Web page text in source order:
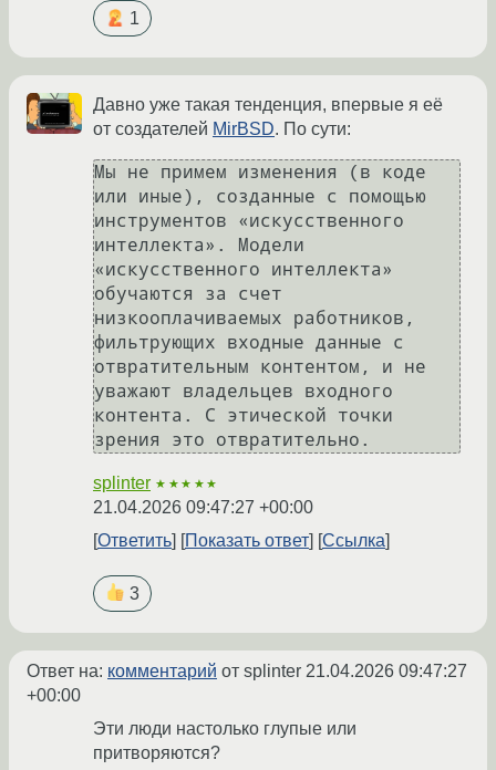
1
Давно уже такая тенденция, впервые я её
от создателей MirBSD. По сути:
Мы не примем изменения (в коде
или иные), созданные с помощью
инструментов «искусственного
интеллекта». Модели
«искусственного интеллекта»
обучаются за счет
низкооплачиваемых работников,
фильтрующих входные данные с
отвратительным контентом, и не
уважают владельцев входного
контента. С этической точки
splinter ★★★★★
21.04.2026 09:47:27 +00:00
Ответить
Показать ответ Ссылка
3
Ответ на: комментарий от splinter 21.04.2026 09:47:27
+00:00
Эти люди настолько глупые или
притворяются?